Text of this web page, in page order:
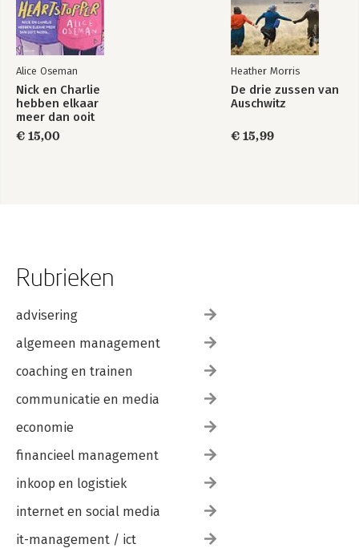
Alice Oseman
Nick en Charlie
hebben elkaar
meer dan ooit
nodig…
€ 15,00
Heather Morris
De drie zussen van
Auschwitz
€ 15,99
Rubrieken
advisering
algemeen management
coaching en trainen
communicatie en media
economie
financieel management
inkoop en logistiek
internet en social media
it-management / ict